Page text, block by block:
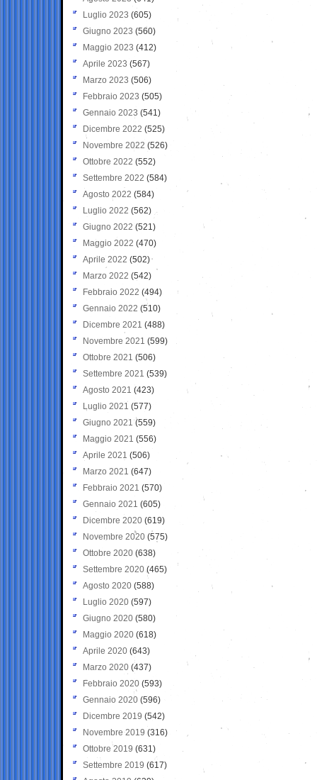
Luglio 2023 (605)
Giugno 2023 (560)
Maggio 2023 (412)
Aprile 2023 (567)
Marzo 2023 (506)
Febbraio 2023 (505)
Gennaio 2023 (541)
Dicembre 2022 (525)
Novembre 2022 (526)
Ottobre 2022 (552)
Settembre 2022 (584)
Agosto 2022 (584)
Luglio 2022 (562)
Giugno 2022 (521)
Maggio 2022 (470)
Aprile 2022 (502)
Marzo 2022 (542)
Febbraio 2022 (494)
Gennaio 2022 (510)
Dicembre 2021 (488)
Novembre 2021 (599)
Ottobre 2021 (506)
Settembre 2021 (539)
Agosto 2021 (423)
Luglio 2021 (577)
Giugno 2021(559)
Maggio 2021 (556)
Aprile 2021 (506)
Marzo 2021 (647)
Febbraio 2021 (570)
Gennaio 2021 (605)
Dicembre 2020 (619)
Novembre 2020 (575)
Ottobre 2020 (638)
Settembre 2020(465)
Agosto 2020 (588)
Luglio 2020 (597)
Giugno 2020 (580)
Maggio 2020 (618)
Aprile 2020 (643)
Marzo 2020 (437)
Febbraio 2020 (593)
Gennaio 2020 (596)
Dicembre 2019 (542)
Novembre 2019 (316)
Ottobre 2019 (631)
Settembre 2019 (617)